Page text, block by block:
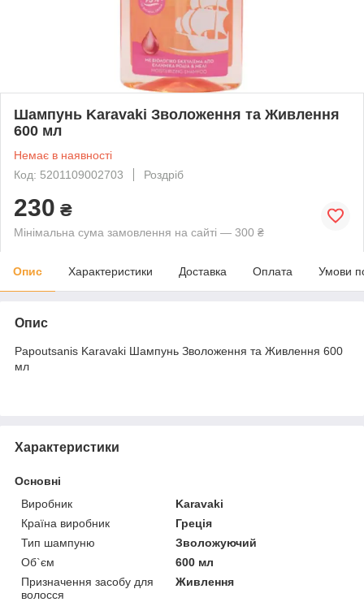
Шампунь Karavaki Зволоження та Живлення
600 мл
Немає в наявності
Код: 5201109002703
Роздріб
230 ₴
Мінімальна сума замовлення на сайті — 300 ₴
Опис Характеристики Доставка Оплата Умови
Опис
Papoutsanis Karavaki Шампунь Зволоження та Живлення 600
мл
Характеристики
Основні
Виробник
Karavaki
Країна виробник
Греція
Тип шампуню
Зволожуючий
Об`єм
600 мл
Призначення засобу для
волосся
Живлення